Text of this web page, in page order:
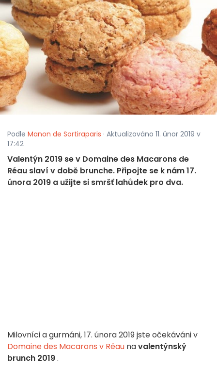
Podle Manon de Sortiraparis · Aktualizováno 11. únor 2019 v
17:42
Valentýn 2019 se v Domaine des Macarons de
Réau slaví v době brunche. Připojte se k nám 17.
února 2019 a užijte si smršť lahůdek pro dva.
Milovníci a gurmáni, 17. února 2019 jste očekáváni v
Domaine des Macarons v Réau navalentýnský
brunch 2019.